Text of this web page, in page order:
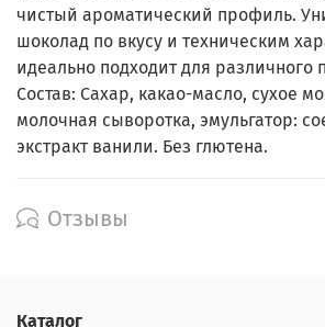
чистый ароматический профиль.
шоколад по вкусу и техническим
идеально подходит для различного
Состав: Сахар, какао-масло, сухое
молочная сыворотка, эмульгатор:
экстракт ванили. Без глютена.
Отзывы
Каталог